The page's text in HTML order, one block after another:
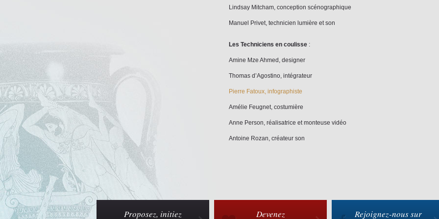
Lindsay Mitcham, conception scénographique
Manuel Privet, technicien lumière et son
Les Techniciens en coulisse :
Amine Mze Ahmed, designer
Thomas d’Agostino, intégrateur
Pierre Fatoux, infographiste
Amélie Feugnet, costumière
Anne Person, réalisatrice et monteuse vidéo
Antoine Rozan, créateur son
Rejoignez-nous sur
Devenez
Proposez, initiez